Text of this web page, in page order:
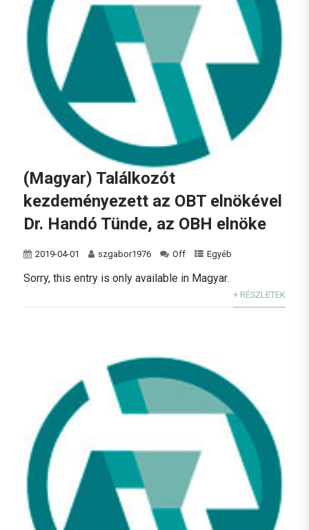
(Magyar) Találkozót
kezdeményezett az OBT elnökével
Dr. Handó Tünde, az OBH elnöke
2019-04-01 szgabor1976 Off Egyéb
Sorry, this entry is only available in Magyar.
+ RÉSZLETEK